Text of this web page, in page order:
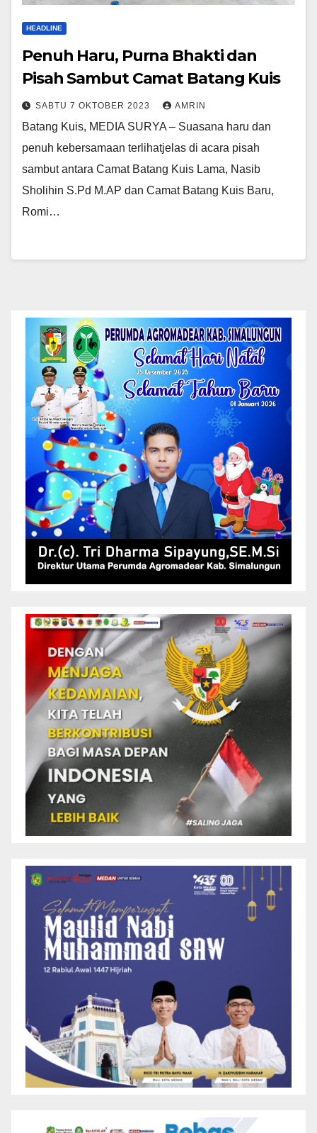
HEADLINE
Penuh Haru, Purna Bhakti dan
Pisah Sambut Camat Batang Kuis
SABTU 7 OKTOBER 2023 AMRIN
Batang Kuis, MEDIA SURYA – Suasana haru dan
penuh kebersamaan terlihatjelas di acara pisah
sambut antara Camat Batang Kuis Lama, Nasib
Sholihin S.Pd M.AP dan Camat Batang Kuis Baru,
Romi…